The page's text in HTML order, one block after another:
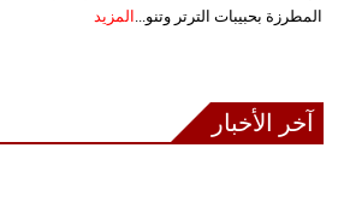
المطرزة بحبيبات الترتر وتنو...
المزيد
آخر الأخبار